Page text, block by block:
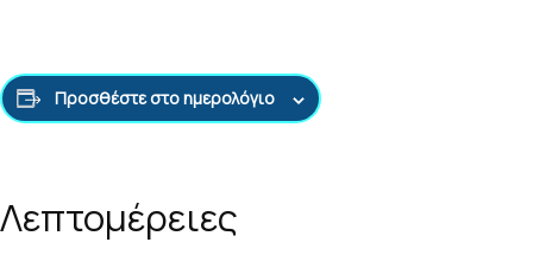
Προσθέστε στο ημερολόγιο
Λεπτομέρειες